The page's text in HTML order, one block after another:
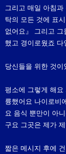
그리고 매일 아침
탁의 모든 것에 표
없어요』 그리고
했고 경이로웠죠
당신들을 위한 것이
평소에 그렇게 해요
륭했어요 나이로비
요 음식 뿐만이 아
구요 그곳은 제가
짧은 메시지 후에